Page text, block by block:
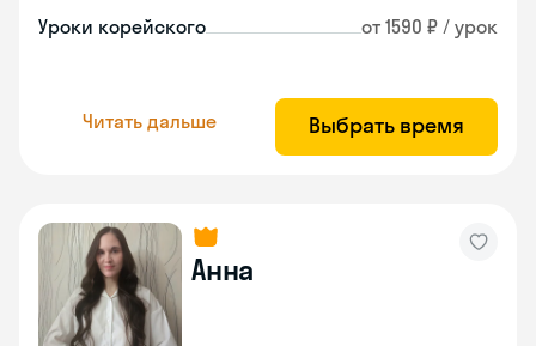
Уроки корейского от 1590 ₽ / урок
Читать дальше Выбрать время
Анна